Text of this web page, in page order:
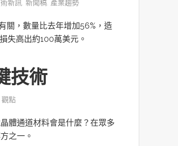
新訊 新聞稿 產業趨勢
關，數量比去年增加56%，造
失高出約100萬美元。
技術
觀點
體通道材料會是什麼？在眾多
之一。